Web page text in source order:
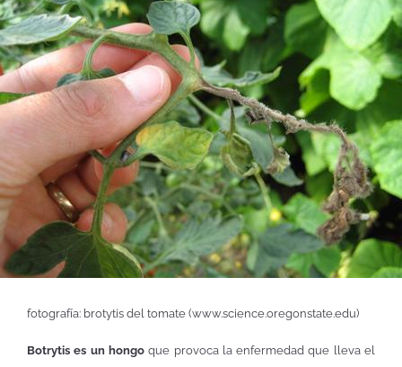
fotografía: brotytis del tomate (www.science.oregonstate.edu)
Botrytis es un hongoque provoca la enfermedad que lleva el